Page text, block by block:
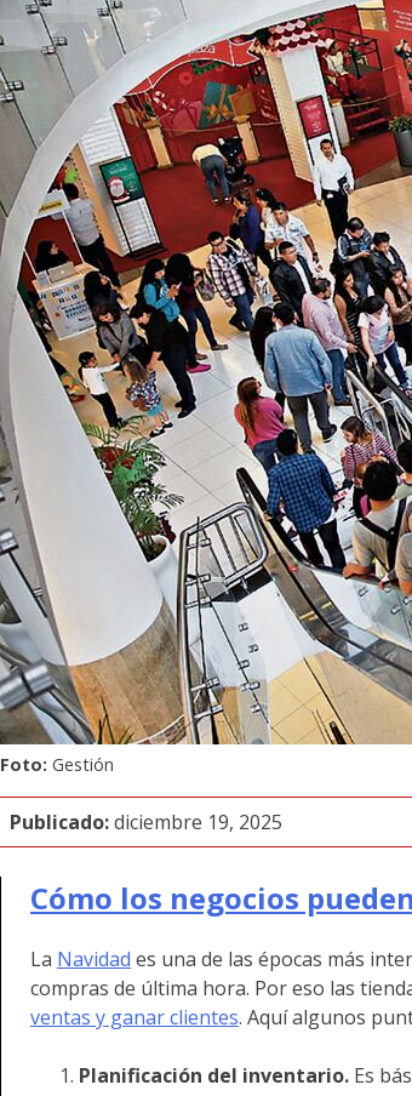
Foto: Gestión
Publicado:diciembre 19, 2025
Cómo los negocios
La Navidad es una de las épocas más
compras de última hora. Por eso las
ventas y ganar clientes. Aquí algunos
Planificación del inventario. Es